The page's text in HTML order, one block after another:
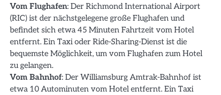
Vom Flughafen: Der Richmond International Airport
(RIC) ist der nächstgelegene große Flughafen und
befindet sich etwa 45 Minuten Fahrtzeit vom Hotel
entfernt. Ein Taxi oder Ride-Sharing-Dienst ist die
bequemste Möglichkeit, um vom Flughafen zum Hotel
zu gelangen.
Vom Bahnhof: Der Williamsburg Amtrak-Bahnhof ist
etwa 10 Autominuten vom Hotel entfernt. Ein Taxi